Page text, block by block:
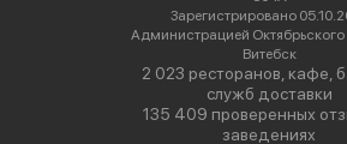
Зарегистрировано
Администрацией Октябрьского
Витебск
2 023 ресторанов, кафе,
служб доставки
135 409 проверенных
заведениях